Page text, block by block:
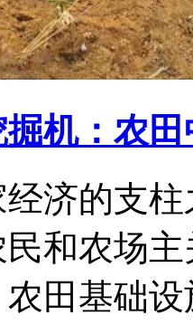
机：农
济的支
和农场
田基础